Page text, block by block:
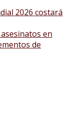
2026 costará
en
de